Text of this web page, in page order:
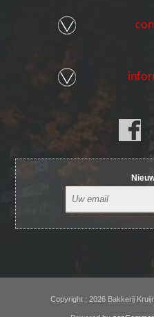
Copyright ; 2026 Bakkerij